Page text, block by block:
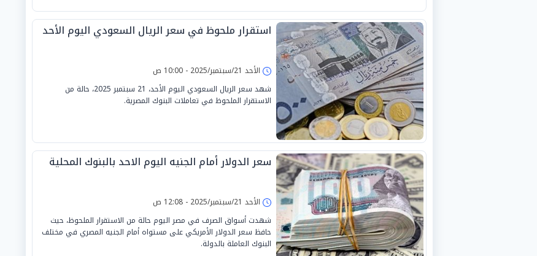
استقرار ملحوظ في سعر الريال السعودي اليوم الأحد
الأحد 21/سبتمبر/2025 - 10:00 ص
شهد سعر الريال السعودي اليوم الأحد، 21 سبتمبر 2025، حالة من
الاستقرار الملحوظ في تعاملات البنوك المصرية.
سعر الدولار أمام الجنيه اليوم الاحد بالبنوك المحلية
الأحد 21/سبتمبر/2025 - 12:08 ص
شهدت أسواق الصرف في مصر اليوم حالة من الاستقرار الملحوظ، حيث
حافظ سعر الدولار الأمريكي على مستواه أمام الجنيه المصري في مختلف
البنوك العاملة بالدولة.